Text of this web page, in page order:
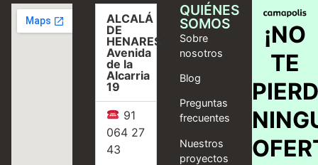
ALCALÁ
DE
HENARES,
Avenida
de la
Alcarria
19
91
064 27
43
QUIÉNES
SOMOS
Sobre
nosotros
Blog
Preguntas
frecuentes
Nuestros
proyectos
¡NO
TE